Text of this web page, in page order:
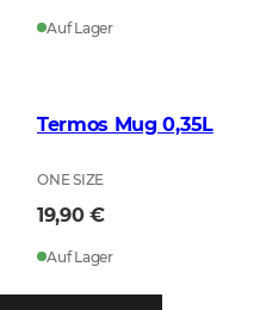
Auf Lager
Termos Mug 0,35L
ONE SIZE
19,90 €
Auf Lager